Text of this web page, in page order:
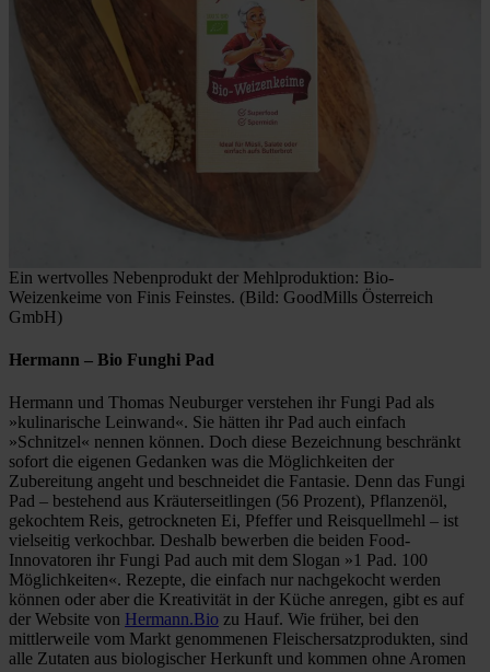
Ein wertvolles Nebenprodukt der Mehlproduktion: Bio-
Weizenkeime von Finis Feinstes. (Bild: GoodMills Österreich
GmbH)
Hermann – Bio Funghi Pad
Hermann und Thomas Neuburger verstehen ihr Fungi Pad als
»kulinarische Leinwand«. Sie hätten ihr Pad auch einfach
»Schnitzel« nennen können. Doch diese Bezeichnung beschränkt
sofort die eigenen Gedanken was die Möglichkeiten der
Zubereitung angeht und beschneidet die Fantasie. Denn das Fungi
Pad – bestehend aus Kräuterseitlingen (56 Prozent), Pflanzenöl,
gekochtem Reis, getrockneten Ei, Pfeffer und Reisquellmehl – ist
vielseitig verkochbar. Deshalb bewerben die beiden Food-
Innovatoren ihr Fungi Pad auch mit dem Slogan »1 Pad. 100
Möglichkeiten«. Rezepte, die einfach nur nachgekocht werden
können oder aber die Kreativität in der Küche anregen, gibt es auf
der Website von Hermann.Bio zu Hauf. Wie früher, bei den
mittlerweile vom Markt genommenen Fleischersatzprodukten, sind
alle Zutaten aus biologischer Herkunft und kommen ohne Aromen